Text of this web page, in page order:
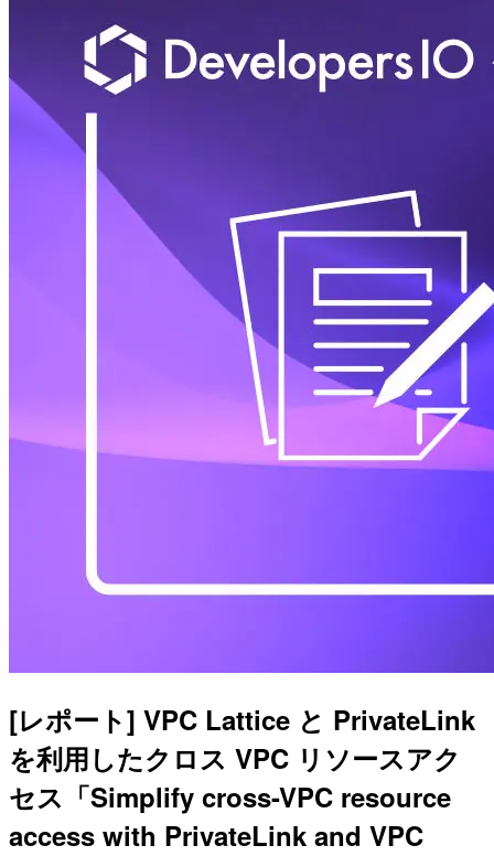
[レポート] VPC Lattice と PrivateLink
を利用したクロス VPC リソースアク
セス「Simplify cross-VPC resource
access with PrivateLink and VPC